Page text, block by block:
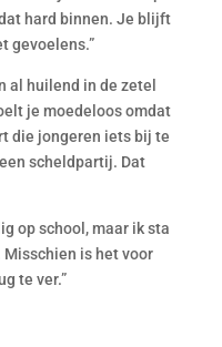
hard binnen. Je blijft
gevoelens.”
al huilend in de zetel
je moedeloos omdat
die jongeren iets bij te
scheldpartij. Dat
op school, maar ik sta
Misschien is het voor
te ver.”